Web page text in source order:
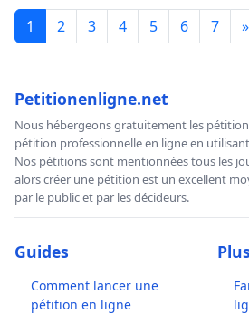
1 2 3 4 5 6 7 »
Petitionenligne.net
Nous hébergeons gratuitement les
pétition professionnelle en ligne en
Nos pétitions sont mentionnées tous les
alors créer une pétition est un excellent
par le public et par les décideurs.
Guides
Comment lancer une
pétition en ligne
Plus